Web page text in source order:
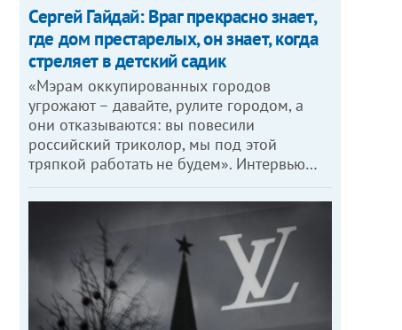
Сергей Гайдай: Враг прекрасно знает,
где дом престарелых, он знает, когда
стреляет в детский садик
«Мэрам оккупированных городов
угрожают – давайте, рулите городом, а
они отказываются: вы повесили
российский триколор, мы под этой
тряпкой работать не будем». Интервью…